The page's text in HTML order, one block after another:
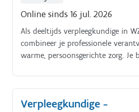
Online sinds 16 jul. 2026
Als deeltijds verpleegkundige in
combineer je professionele
warme, persoonsgerichte zorg. Je
bewaakt de kwaliteit en
werkt nauw samen met
disciplines binnen het
Verpleegkundige -